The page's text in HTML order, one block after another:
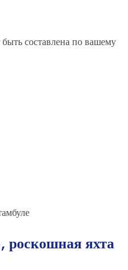
составлена по вашему
роскошная яхта